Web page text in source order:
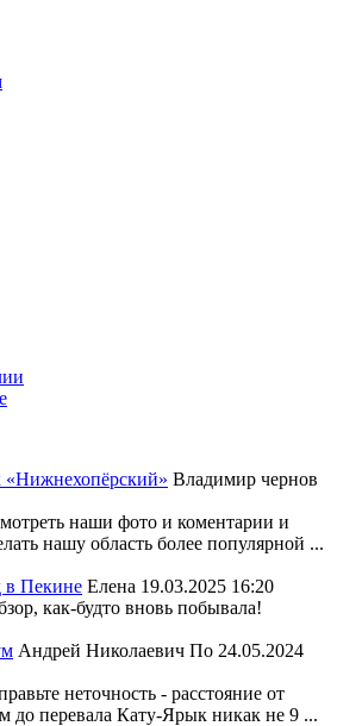
Владимир чернов
наши фото и коментарии и
нашу область более популярной ...
в Пекине Елена 19.03.2025 16:20
как-будто вновь побывала!
Андрей Николаевич По 24.05.2024
неточность - расстояние от
до перевала Кату-Ярык никак не 9 ...